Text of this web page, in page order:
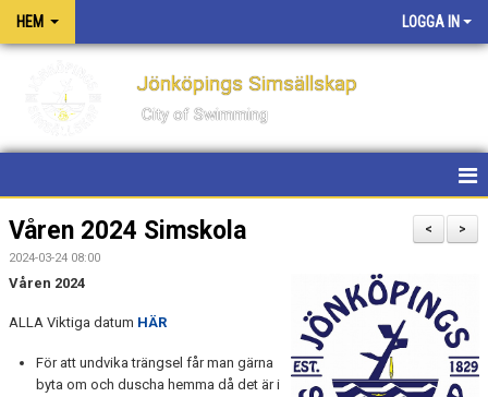
HEM LOGGA IN
Jönköpings Simsällskap
City of Swimming
HEM
NYHETER
KONTAKT
OM KLUBBEN
>
<
Våren 2024 Simskola
2024-03-24 08:00
Våren 2024
ALLA Viktiga datum HÄR
För att undvika trängsel får man gärna
byta om och duscha hemma då det är i